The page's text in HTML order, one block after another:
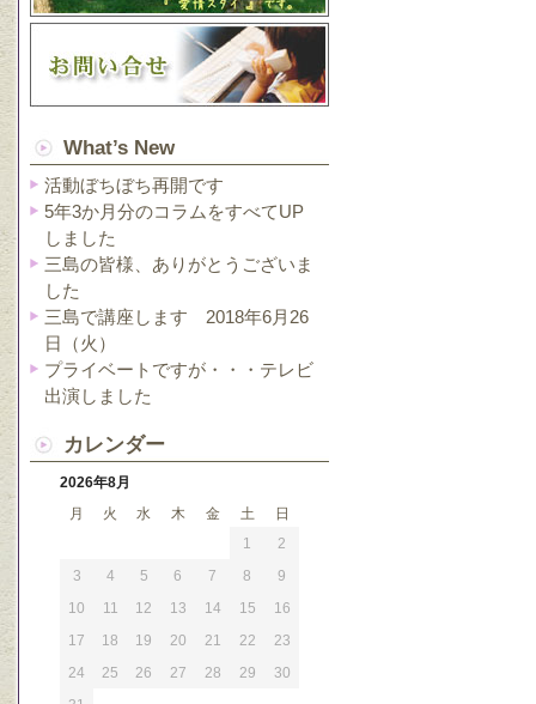
What’s New
活動ぼちぼち再開です
5年3か月分のコラムをすべてUP
しました
三島の皆様、ありがとうございま
した
三島で講座します 2018年6月26
日（火）
プライベートですが・・・テレビ
出演しました
カレンダー
2026年8月
月
火 水 木 金 土
日
1
2
3
4 5 6 7 8
9
10
11 12 13 14 15
16
17
18 19 20 21 22
23
24
25 26 27 28 29
30